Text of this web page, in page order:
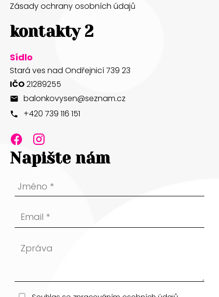
Zásady ochrany osobních údajů
kontakty 2
Sídlo
Stará ves nad Ondřejnicí 739 23
IČO21289255
balonkovysen@seznam.cz
+420 739 116 151
Napište nám